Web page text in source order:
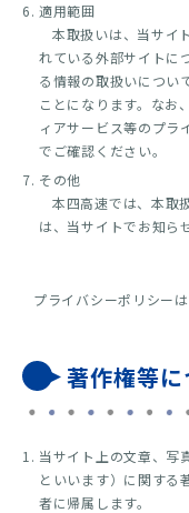
適用範囲
本取扱いは、当サイ
れている外部サイトに
る情報の取扱いについ
ことになります。なお
ィアサービス等のプラ
でご確認ください。
その他
本四高速では、本取
は、当サイトでお知ら
プライバシーポリシーは
著作権等に
当サイト上の文章、写
といいます）に関する
者に帰属します。